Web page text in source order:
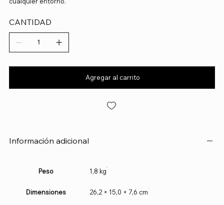
CANTIDAD
Agregar al carrito
Información adicional
Peso 1,8 kg
Dimensiones 26,2 × 15,0 × 7,6 cm